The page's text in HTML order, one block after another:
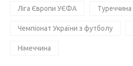
Ліга Європи УЄФА Туреччина
Чемпіонат України з футболу
Німеччина